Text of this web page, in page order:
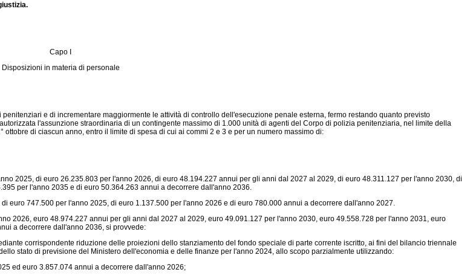
Capo I
Disposizioni in materia di personale
e di incrementare maggiormente le attività di controllo dell'esecuzione penale esterna, fermo restando quanto previsto
l'assunzione straordinaria di un contingente massimo di 1.000 unità di agenti del Corpo di polizia penitenziaria, nel limite della
di ciascun anno, entro il limite di spesa di cui ai commi 2 e 3 e per un numero massimo di:
2025, di euro 26.235.803 per l'anno 2026, di euro 48.194.227 annui per gli anni dal 2027 al 2029, di euro 48.311.127 per l'anno 2030, di
per l'anno 2035 e di euro 50.364.263 annui a decorrere dall'anno 2036.
747.500 per l'anno 2025, di euro 1.137.500 per l'anno 2026 e di euro 780.000 annui a decorrere dall'anno 2027.
2026, euro 48.974.227 annui per gli anni dal 2027 al 2029, euro 49.091.127 per l'anno 2030, euro 49.558.728 per l'anno 2031, euro
a decorrere dall'anno 2036, si provvede:
corrispondente riduzione delle proiezioni dello stanziamento del fondo speciale di parte corrente iscritto, ai fini del bilancio triennale
stato di previsione del Ministero dell'economia e delle finanze per l'anno 2024, allo scopo parzialmente utilizzando:
ed euro 3.857.074 annui a decorrere dall'anno 2026;